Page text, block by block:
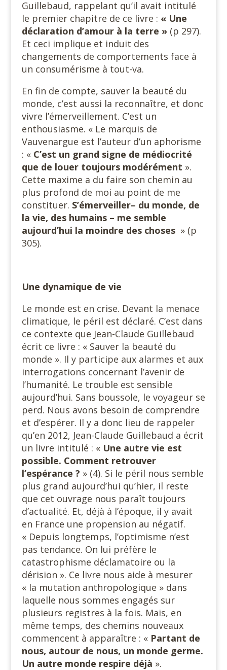
Guillebaud, rappelant qu’il avait intitulé
le premier chapitre de ce livre : « Une
déclaration d’amour à la terre » (p 297).
Et ceci implique et induit des
changements de comportements face à
un consumérisme à tout-va.
En fin de compte, sauver la beauté du
monde, c’est aussi la reconnaître, et donc
vivre l’émerveillement. C’est un
enthousiasme. « Le marquis de
Vauvenargue est l’auteur d’un aphorisme
: « C’est un grand signe de médiocrité
que de louer toujours modérément ».
Cette maxime a du faire son chemin au
plus profond de moi au point de me
constituer. S’émerveiller– du monde, de
la vie, des humains – me semble
aujourd’hui la moindre des choses » (p
305).
Une dynamique de vie
Le monde est en crise. Devant la menace
climatique, le péril est déclaré. C’est dans
ce contexte que Jean-Claude Guillebaud
écrit ce livre : « Sauver la beauté du
monde ». Il y participe aux alarmes et aux
interrogations concernant l’avenir de
l’humanité. Le trouble est sensible
aujourd’hui. Sans boussole, le voyageur se
perd. Nous avons besoin de comprendre
et d’espérer. Il y a donc lieu de rappeler
qu’en 2012, Jean-Claude Guillebaud a écrit
un livre intitulé : « Une autre vie est
possible. Comment retrouver
l’espérance ? » (4). Si le péril nous semble
plus grand aujourd’hui qu’hier, il reste
que cet ouvrage nous paraît toujours
d’actualité. Et, déjà à l’époque, il y avait
en France une propension au négatif.
« Depuis longtemps, l’optimisme n’est
pas tendance. On lui préfère le
catastrophisme déclamatoire ou la
dérision ». Ce livre nous aide à mesurer
« la mutation anthropologique » dans
laquelle nous sommes engagés sur
plusieurs registres à la fois. Mais, en
même temps, des chemins nouveaux
commencent à apparaître : « Partant de
nous, autour de nous, un monde germe.
Un autre monde respire déjà ».